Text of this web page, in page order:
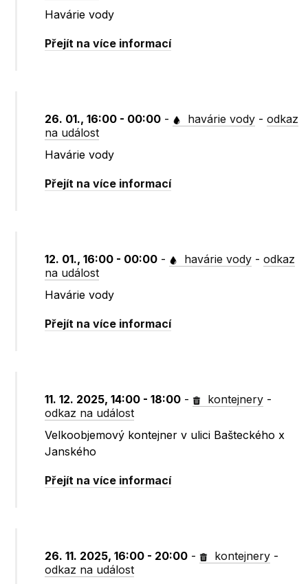
Havárie vody
Přejít na více informací
26. 01., 16:00 - 00:00 - havárie vody -odkaz
na událost
Havárie vody
Přejít na více informací
12. 01., 16:00 - 00:00 - havárie vody -odkaz
na událost
Havárie vody
Přejít na více informací
11. 12. 2025, 14:00 - 18:00 - kontejnery -
odkaz na událost
Velkoobjemový kontejner v ulici Bašteckého x
Janského
Přejít na více informací
26. 11. 2025, 16:00 - 20:00 - kontejnery -
odkaz na událost